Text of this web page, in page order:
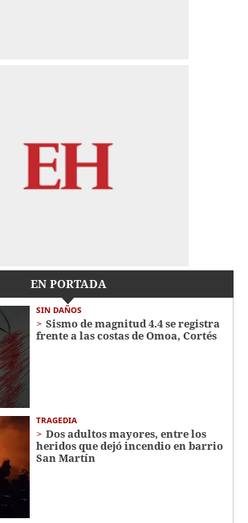
EN PORTADA
SIN DAÑOS
Sismo de magnitud 4.4 se registra
frente a las costas de Omoa, Cortés
TRAGEDIA
Dos adultos mayores, entre los
heridos que dejó incendio en barrio
San Martín